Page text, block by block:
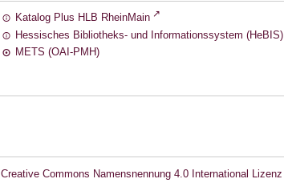
Katalog Plus HLB RheinMain
Hessisches Bibliotheks- und Informationssystem (HeBIS)
METS (OAI-PMH)
Creative Commons Namensnennung 4.0 International Lizenz